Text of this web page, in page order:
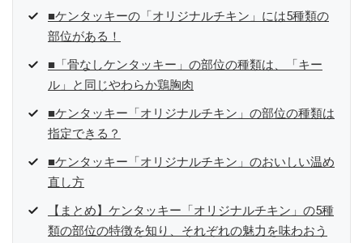
■ケンタッキーの「オリジナルチキン」には5種類の
部位がある！
■「骨なしケンタッキー」の部位の種類は、「キー
ル」と同じやわらか鶏胸肉
■ケンタッキー「オリジナルチキン」の部位の種類は
指定できる？
■ケンタッキー「オリジナルチキン」のおいしい温め
直し方
【まとめ】ケンタッキー「オリジナルチキン」の5種
類の部位の特徴を知り、それぞれの魅力を味わおう